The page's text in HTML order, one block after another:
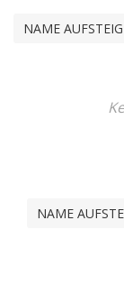
NAME
NAME